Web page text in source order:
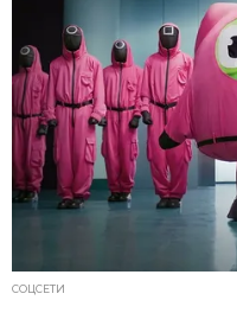
СОЦСЕТИ